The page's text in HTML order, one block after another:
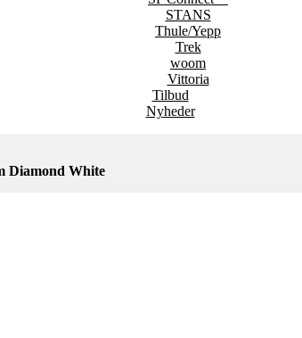
STANS
Thule/Yepp
Trek
woom
Vittoria
Tilbud
Nyheder
Diamond White